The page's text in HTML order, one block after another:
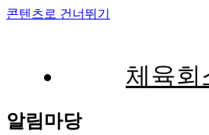
콘텐츠로 건너뛰기
체육회
알림마당